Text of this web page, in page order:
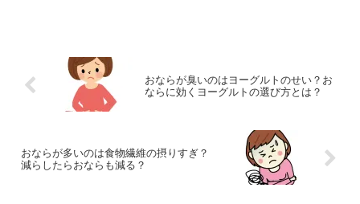
おならが臭いのはヨーグルトのせい？お
ならに効くヨーグルトの選び方とは？
おならが多いのは食物繊維の摂りすぎ？
減らしたらおならも減る？